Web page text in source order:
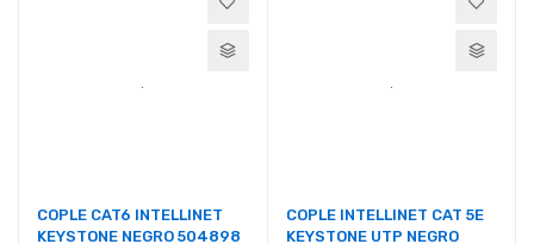
COPLE CAT6 INTELLINET
KEYSTONE NEGRO 504898
COPLE INTELLINET CAT 5E
KEYSTONE UTP NEGRO